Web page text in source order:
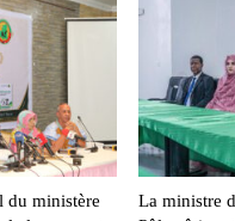
du ministère
La ministre